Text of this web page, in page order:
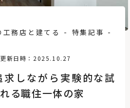
しながら実験的な試
る職住一体の家
新日時：2025.10.27
工務店と建てる
特集記事